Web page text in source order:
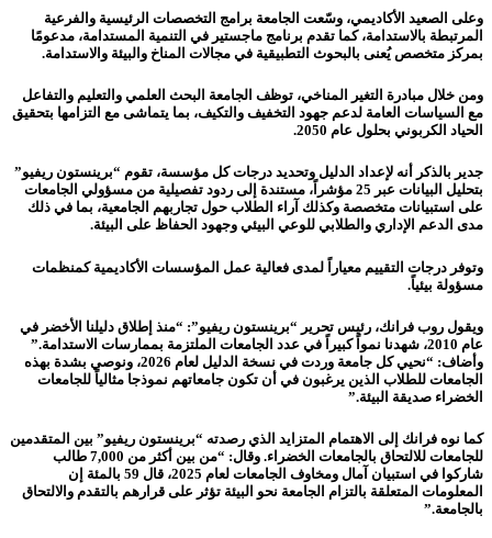
وعلى الصعيد الأكاديمي، وسّعت الجامعة برامج التخصصات الرئيسية والفرعية
المرتبطة بالاستدامة، كما تقدم برنامج ماجستير في التنمية المستدامة، مدعومًا
بمركز متخصص يُعنى بالبحوث التطبيقية في مجالات المناخ والبيئة والاستدامة.
ومن خلال مبادرة التغير المناخي، توظف الجامعة البحث العلمي والتعليم والتفاعل
مع السياسات العامة لدعم جهود التخفيف والتكيف، بما يتماشى مع التزامها بتحقيق
الحياد الكربوني بحلول عام 2050.
جدير بالذكر أنه لإعداد الدليل وتحديد درجات كل مؤسسة، تقوم “برينستون ريفيو”
بتحليل البيانات عبر 25 مؤشراً، مستندة إلى ردود تفصيلية من مسؤولي الجامعات
على استبيانات متخصصة وكذلك آراء الطلاب حول تجاربهم الجامعية، بما في ذلك
مدى الدعم الإداري والطلابي للوعي البيئي وجهود الحفاظ على البيئة.
وتوفر درجات التقييم معياراً لمدى فعالية عمل المؤسسات الأكاديمية كمنظمات
مسؤولة بيئياً.
ويقول روب فرانك، رئيس تحرير “برينستون ريفيو”: “منذ إطلاق دليلنا الأخضر في
عام 2010، شهدنا نمواً كبيراً في عدد الجامعات الملتزمة بممارسات الاستدامة.”
وأضاف: “نحيي كل جامعة وردت في نسخة الدليل لعام 2026، ونوصي بشدة بهذه
الجامعات للطلاب الذين يرغبون في أن تكون جامعاتهم نموذجا مثالياً للجامعات
الخضراء صديقة البيئة.”
كما نوه فرانك إلى الاهتمام المتزايد الذي رصدته “برينستون ريفيو” بين المتقدمين
للجامعات للالتحاق بالجامعات الخضراء. وقال: “من بين أكثر من 7,000 طالب
شاركوا في استبيان آمال ومخاوف الجامعات لعام 2025، قال 59 بالمئة إن
المعلومات المتعلقة بالتزام الجامعة نحو البيئة تؤثر على قرارهم بالتقدم والالتحاق
بالجامعة.”